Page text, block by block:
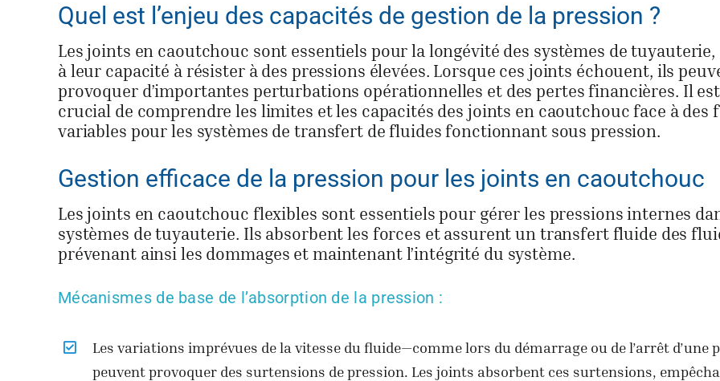
Quel est l’enjeu des capacités de gestion de la pression ?
Les joints en caoutchouc sont essentiels pour la longévité des systèmes de tuyauterie,
à leur capacité à résister à des pressions élevées. Lorsque ces joints échouent, ils
provoquer d’importantes perturbations opérationnelles et des pertes financières. Il
crucial de comprendre les limites et les capacités des joints en caoutchouc face à des
variables pour les systèmes de transfert de fluides fonctionnant sous pression.
Gestion efficace de la pression pour les joints en caoutchouc
Les joints en caoutchouc flexibles sont essentiels pour gérer les pressions internes
systèmes de tuyauterie. Ils absorbent les forces et assurent un transfert fluide des
prévenant ainsi les dommages et maintenant l’intégrité du système.
Mécanismes de base de l’absorption de la pression :
Les variations imprévues de la vitesse du fluide—comme lors du démarrage ou de l’arrêt d’une
peuvent provoquer des surtensions de pression. Les joints absorbent ces surtensions,